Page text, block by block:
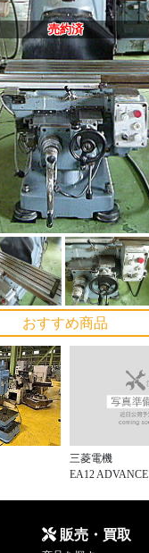
売約済
おすすめ商品
三菱電機
EA12 ADVANCE
販売・買取